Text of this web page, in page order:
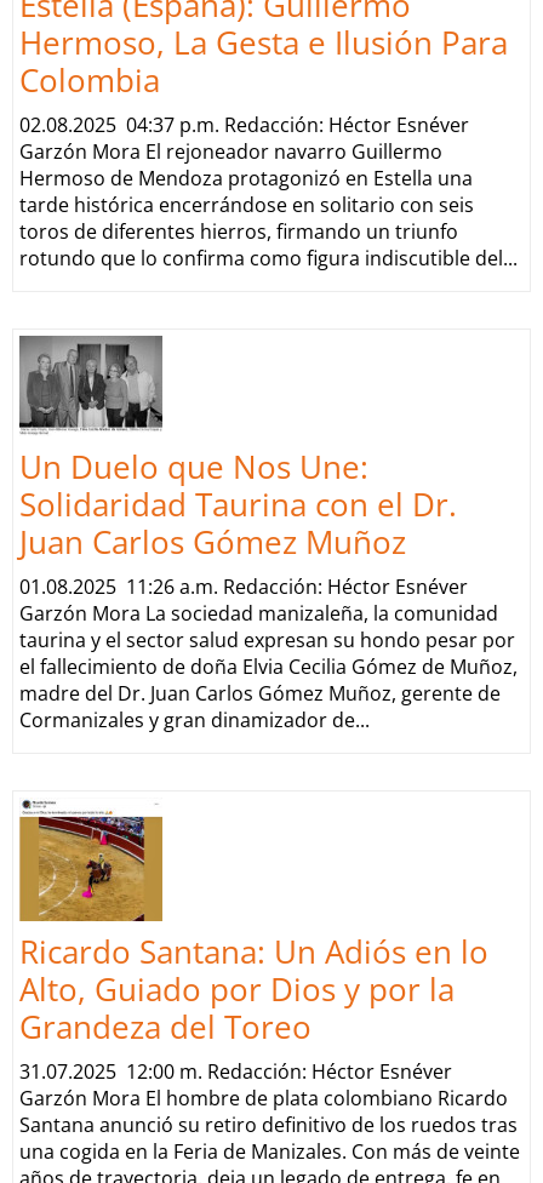
Hermoso, La Gesta e Ilusión Para
Colombia
02.08.2025 04:37 p.m. Redacción: Héctor Esnéver
Garzón Mora El rejoneador navarro Guillermo
Hermoso de Mendoza protagonizó en Estella una
tarde histórica encerrándose en solitario con seis
toros de diferentes hierros, firmando un triunfo
rotundo que lo confirma como figura indiscutible del...
Un Duelo que Nos Une:
Solidaridad Taurina con el Dr.
Juan Carlos Gómez Muñoz
01.08.2025 11:26 a.m. Redacción: Héctor Esnéver
Garzón Mora La sociedad manizaleña, la comunidad
taurina y el sector salud expresan su hondo pesar por
el fallecimiento de doña Elvia Cecilia Gómez de Muñoz,
madre del Dr. Juan Carlos Gómez Muñoz, gerente de
Cormanizales y gran dinamizador de...
Ricardo Santana: Un Adiós en lo
Alto, Guiado por Dios y por la
Grandeza del Toreo
31.07.2025 12:00 m. Redacción: Héctor Esnéver
Garzón Mora El hombre de plata colombiano Ricardo
Santana anunció su retiro definitivo de los ruedos tras
una cogida en la Feria de Manizales. Con más de veinte